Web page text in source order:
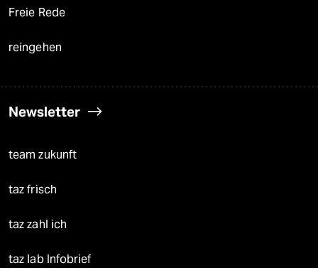
Freie Rede
reingehen
Newsletter
team zukunft
taz frisch
taz zahl ich
taz lab Infobrief